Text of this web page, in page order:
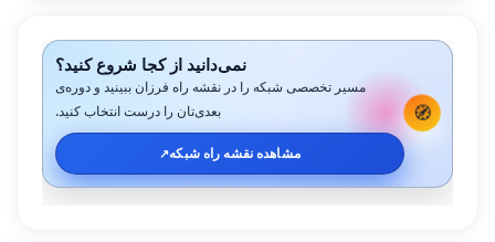
🧭
نمی‌دانید از کجا شروع کنید؟
مسیر تخصصی شبکه را در نقشه راه فرزان ببینید و دوره‌ی
بعدی‌تان را درست انتخاب کنید.
مشاهده نقشه راه شبکه↗️